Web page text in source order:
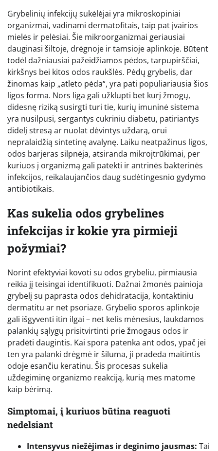
Grybelinių infekcijų sukėlėjai yra mikroskopiniai
organizmai, vadinami dermatofitais, taip pat įvairios
mielės ir pelėsiai. Šie mikroorganizmai geriausiai
dauginasi šiltoje, drėgnoje ir tamsioje aplinkoje. Būtent
todėl dažniausiai pažeidžiamos pėdos, tarpupirščiai,
kirkšnys bei kitos odos raukšlės. Pėdų grybelis, dar
žinomas kaip „atleto pėda“, yra pati populiariausia šios
ligos forma. Nors liga gali užklupti bet kurį žmogų,
didesnę riziką susirgti turi tie, kurių imuninė sistema
yra nusilpusi, sergantys cukriniu diabetu, patiriantys
didelį stresą ar nuolat dėvintys uždarą, orui
nepralaidžią sintetinę avalynę. Laiku neatpažinus ligos,
odos barjeras silpnėja, atsiranda mikroįtrūkimai, per
kuriuos į organizmą gali patekti ir antrinės bakterinės
infekcijos, reikalaujančios daug sudėtingesnio gydymo
antibiotikais.
Kas sukelia odos grybelines
infekcijas ir kokie yra pirmieji
požymiai?
Norint efektyviai kovoti su odos grybeliu, pirmiausia
reikia jį teisingai identifikuoti. Dažnai žmonės painioja
grybelį su paprasta odos dehidratacija, kontaktiniu
dermatitu ar net psoriaze. Grybelio sporos aplinkoje
gali išgyventi itin ilgai – net kelis mėnesius, laukdamos
palankių sąlygų prisitvirtinti prie žmogaus odos ir
pradėti daugintis. Kai spora patenka ant odos, ypač jei
ten yra palanki drėgmė ir šiluma, ji pradeda maitintis
odoje esančiu keratinu. Šis procesas sukelia
uždegiminę organizmo reakciją, kurią mes matome
kaip bėrimą.
Simptomai, į kuriuos būtina reaguoti
nedelsiant
Intensyvus niežėjimas ir deginimo jausmas: Tai